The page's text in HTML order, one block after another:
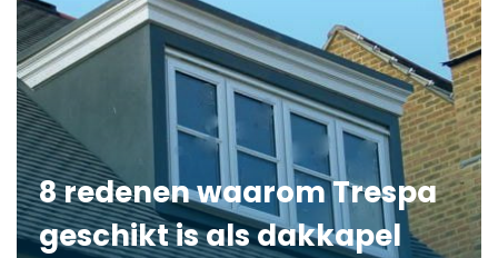
8 redenen waarom Trespa
geschikt is als dakkapel